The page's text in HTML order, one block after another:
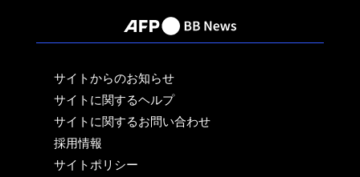
サイトからのお知らせ
サイトに関するヘルプ
サイトに関するお問い合わせ
採用情報
サイトポリシー